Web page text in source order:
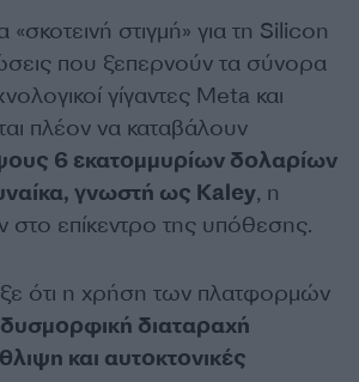
«σκοτεινή στιγμή» για τη Silicon
που ξεπερνούν τα σύνορα
γίγαντες Meta και
πλέον να καταβάλουν
6 εκατομμυρίων δολαρίων
γνωστή ως Kaley, η
στο επίκεντρο της υπόθεσης.
ότι η χρήση των πλατφορμών
δυσμορφική διαταραχή
και αυτοκτονικές